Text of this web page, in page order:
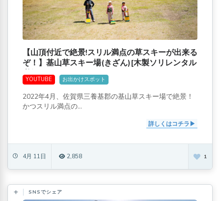
【山頂付近で絶景!スリル満点の草スキーが出来る
ぞ！】基山草スキー場(きざん)[木製ソリレンタル
必須!]
YOUTUBE お出かけスポット
2022年4月、佐賀県三養基郡の基山草スキー場で絶景！
かつスリル満点の...
詳しくはコチラ
4月 11日 2,858 1
SNSでシェア